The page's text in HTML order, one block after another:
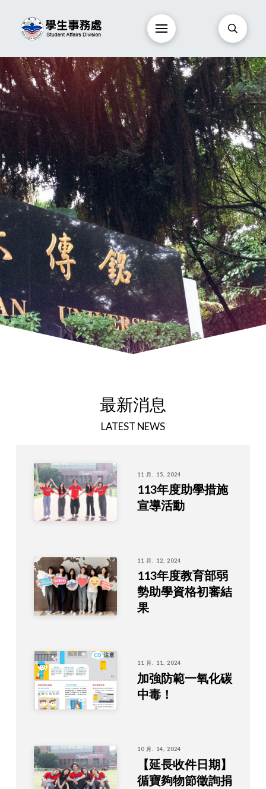
最新消息
LATEST NEWS
11 月. 15, 2024
113年度助學措施
宣導活動
11 月. 12, 2024
113年度教育部弱
勢助學資格初審結
果
11 月. 11, 2024
加強防範一氧化碳
中毒！
10 月. 14, 2024
【延長收件日期】
循寶夠物節徵詢捐